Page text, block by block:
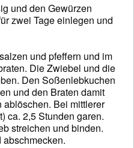
und den Gewürzen
zwei Tage einlegen und
und pfeffern und im
Die Zwiebel und die
Den Soßenlebkuchen
und den Braten damit
Bei mittlerer
ca. 2,5 Stunden garen.
streichen und binden.